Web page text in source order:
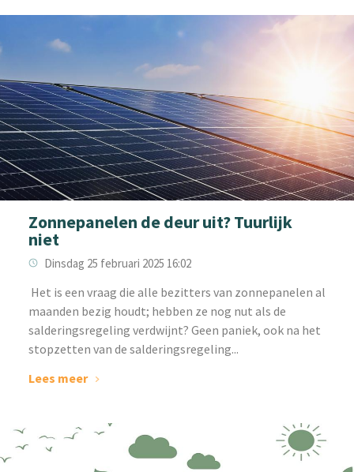
Zonnepanelen de deur uit? Tuurlijk
niet
Dinsdag 25 februari 2025 16:02
‌ Het is een vraag die alle bezitters van zonnepanelen al
maanden bezig houdt; hebben ze nog nut als de
salderingsregeling verdwijnt? Geen paniek, ook na het
stopzetten van de salderingsregeling...
Lees meer